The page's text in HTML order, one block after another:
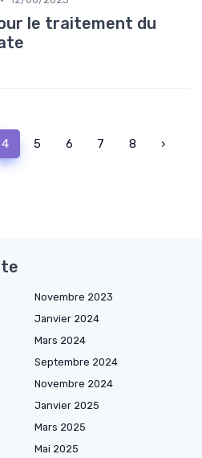
le traitement du
4 5 6 7 8 ›
Novembre 2023
Janvier 2024
Mars 2024
Septembre 2024
Novembre 2024
Janvier 2025
Mars 2025
Mai 2025